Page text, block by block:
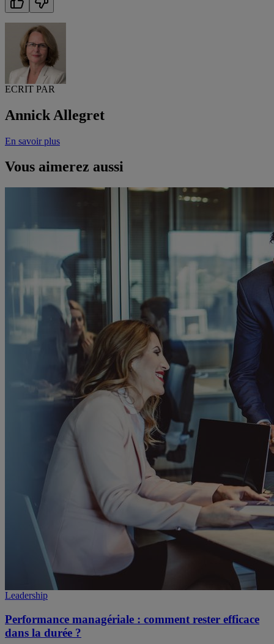
ECRIT PAR
Annick Allegret
En savoir plus
Vous aimerez aussi
Leadership
Performance managériale : comment rester efficace
dans la durée ?